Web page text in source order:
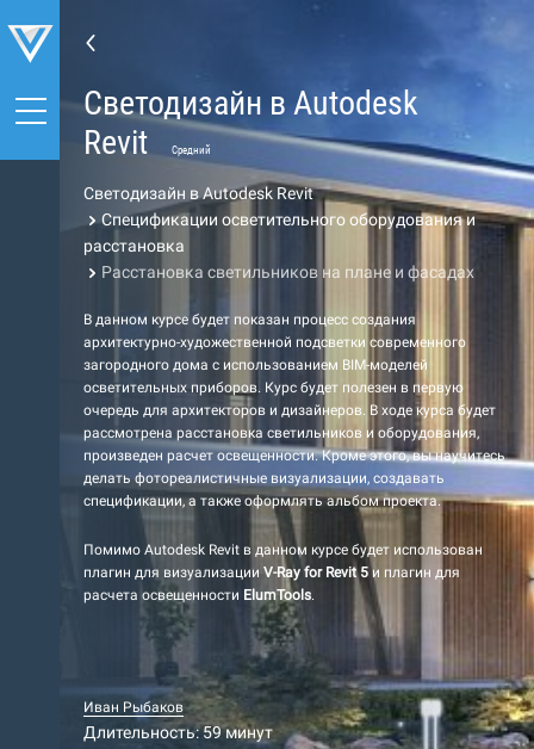
Светодизайн в Autodesk
Revit
Средний
Светодизайн в Autodesk Revit
Спецификации осветительного оборудования и
расстановка
Расстановка светильников на плане и фасадах
В данном курсе будет показан процесс создания
архитектурно-художественной подсветки современного
загородного дома с использованием BIM-моделей
осветительных приборов. Курс будет полезен в первую
очередь для архитекторов и дизайнеров. В ходе курса будет
рассмотрена расстановка светильников и оборудования,
произведен расчет освещенности. Кроме этого, вы научитесь
делать фотореалистичные визуализации, создавать
спецификации, а также оформлять альбом проекта.
Помимо Autodesk Revit в данном курсе будет использован
плагин для визуализации V-Ray for Revit 5 и плагин для
расчета освещенности ElumTools.
Иван Рыбаков
Длительность: 59 минут